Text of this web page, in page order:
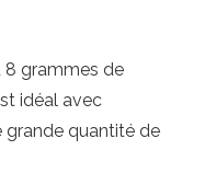
8 grammes de
idéal avec
grande quantité de